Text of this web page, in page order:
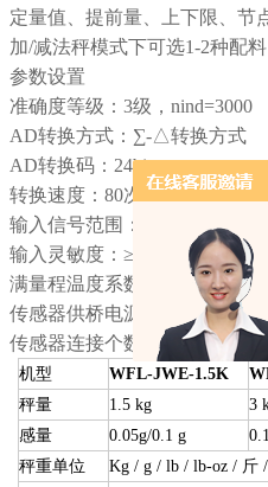
定量值、提前量、上下限、节
加/减法秤模式下可选1-2种配
参数设置
准确度等级：3级，nind=3000
AD转换方式：∑-△转换方式
AD转换码：24bit
转换速度：80次/秒
输入信号范围：-19mV～+19mV
输入灵敏度：≥1uV/e
满量程温度系数：≤8PPM/ ℃
传感器供桥电源：DC：5V；
传感器连接个数：1~8
机型 WFL-JWE-1.5K
秤量
1.5 kg 3
感量
0.05g/0.1 g 0.1
秤重单位
Kg / g / lb / lb-oz / 斤